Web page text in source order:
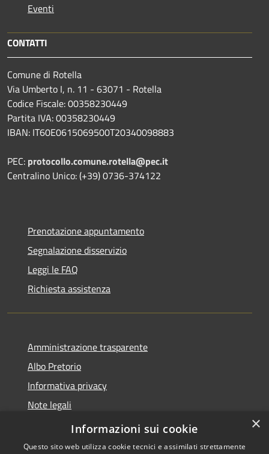
Eventi
CONTATTI
Comune di Rotella
Via Umberto I, n. 11 - 63071 - Rotella
Codice Fiscale: 00358230449
Partita IVA: 00358230449
IBAN: IT60E0615069500T20340098883
PEC: protocollo.comune.rotella@pec.it
Centralino Unico: (+39) 0736-374122
Prenotazione appuntamento
Segnalazione disservizio
Leggi le FAQ
Richiesta assistenza
Amministrazione trasparente
Albo Pretorio
Informativa privacy
Note legali
Dichiarazione di accessibilità
×
Informazioni sui cookie
Questo sito web utilizza cookie tecnici e assimilati strettamente